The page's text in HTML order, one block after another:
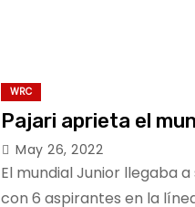
WRC
Pajari aprieta el
May 26, 2022
El mundial Junior llegaba
con 6 aspirantes en la